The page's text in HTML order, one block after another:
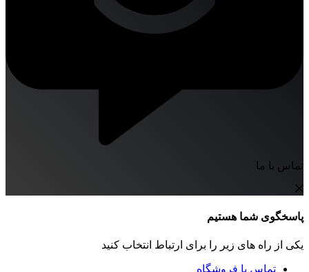
تماس با ما
پاسخگوی شما هستیم
یکی از راه های زیر را برای ارتباط انتخاب کنید
تماس با فروشگاه